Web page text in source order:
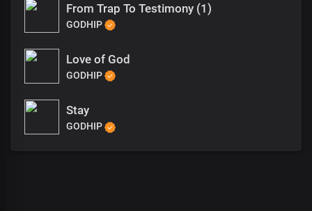
From Trap To Testimony (1)
GODHIP
Love of God
GODHIP
Stay
GODHIP